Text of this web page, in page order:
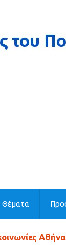
Θέματα